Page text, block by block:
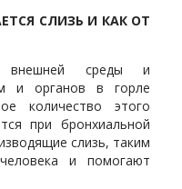
СЛИЗЬ И КАК ОТ
внешней среды и
и органов в горле
количество этого
при бронхиальной
слизь, таким
и помогают